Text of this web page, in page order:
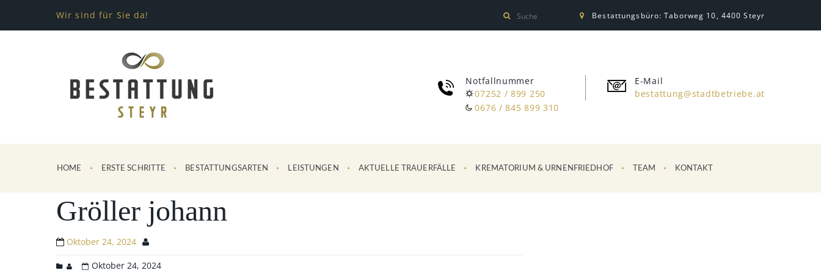
Wir sind für Sie da! Bestattungsbüro: Taborweg 10, 4400 Steyr
Notfallnummer
07252 / 899 250
0676 / 845 899 310
E-Mail
bestattung@stadtbetriebe.at
HOME ERSTE SCHRITTE BESTATTUNGSARTEN LEISTUNGEN AKTUELLE TRAUERFÄLLE KREMATORIUM & URNENFRIEDHOF TEAM KONTAKT
Gröller johann
Oktober 24, 2024
Oktober 24, 2024